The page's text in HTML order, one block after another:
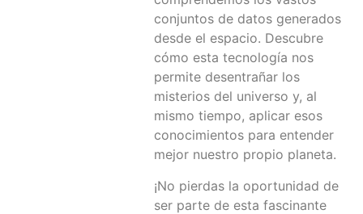
conjuntos de datos generados
desde el espacio. Descubre
cómo esta tecnología nos
permite desentrañar los
misterios del universo y, al
mismo tiempo, aplicar esos
conocimientos para entender
mejor nuestro propio planeta.
¡No pierdas la oportunidad de
ser parte de esta fascinante